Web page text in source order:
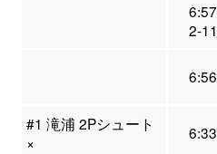
6:57
2-11
6:56
#1 滝浦 2Pシュート
×
6:33